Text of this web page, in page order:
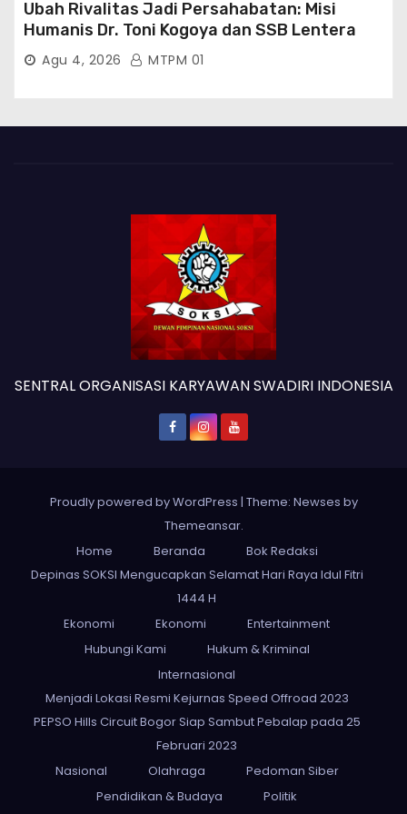
Ubah Rivalitas Jadi Persahabatan: Misi
Humanis Dr. Toni Kogoya dan SSB Lentera
TimurAgu 4, 2026 MTPM 01
SENTRAL ORGANISASI KARYAWAN SWADIRI INDONESIA
Proudly powered by WordPress | Theme: Newses by
Themeansar.
Home
Beranda
Bok Redaksi
Depinas SOKSI Mengucapkan Selamat Hari Raya Idul Fitri
1444 H
Ekonomi
Ekonomi
Entertainment
Hubungi Kami
Hukum & Kriminal
Internasional
Menjadi Lokasi Resmi Kejurnas Speed Offroad 2023
PEPSO Hills Circuit Bogor Siap Sambut Pebalap pada 25
Februari 2023
Nasional
Olahraga
Pedoman Siber
Pendidikan & Budaya
Politik